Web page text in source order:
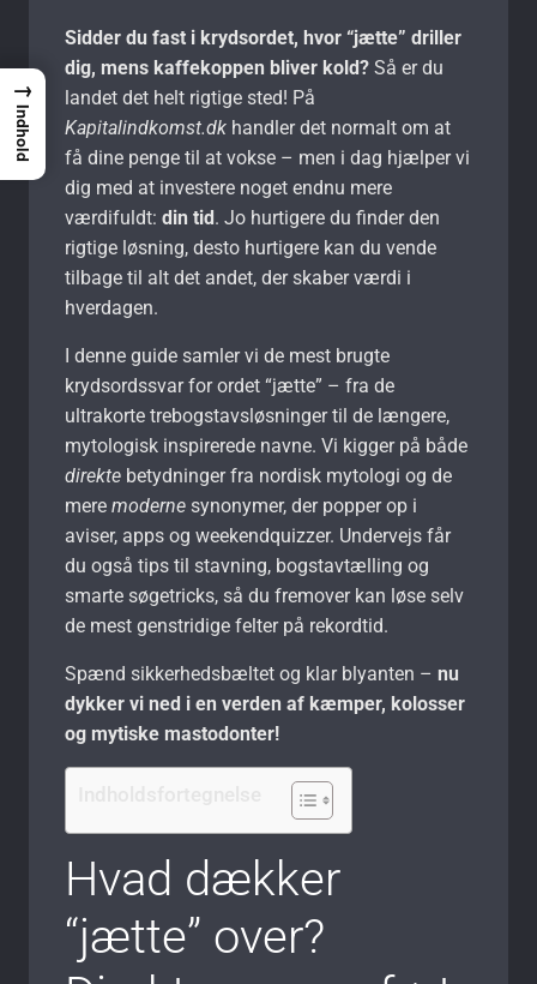
Sidder du fast i krydsordet, hvor “jætte” driller
dig, mens kaffekoppen bliver kold? Så er du
landet det helt rigtige sted! På
Kapitalindkomst.dk handler det normalt om at
få dine penge til at vokse – men i dag hjælper vi
dig med at investere noget endnu mere
værdifuldt: din tid. Jo hurtigere du finder den
rigtige løsning, desto hurtigere kan du vende
tilbage til alt det andet, der skaber værdi i
hverdagen.
I denne guide samler vi de mest brugte
krydsordssvar for ordet “jætte” – fra de
ultrakorte trebogstavsløsninger til de længere,
mytologisk inspirerede navne. Vi kigger på både
direkte betydninger fra nordisk mytologi og de
mere moderne synonymer, der popper op i
aviser, apps og weekendquizzer. Undervejs får
du også tips til stavning, bogstavtælling og
smarte søgetricks, så du fremover kan løse selv
de mest genstridige felter på rekordtid.
Spænd sikkerhedsbæltet og klar blyanten – nu
dykker vi ned i en verden af kæmper, kolosser
og mytiske mastodonter!
Hvad dækker
“jætte” over?
→
Indhold